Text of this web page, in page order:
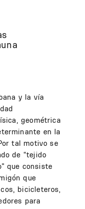
y la vía
geométrica
en la
tal motivo se
de “tejido
que consiste
que
bicicleteros,
para